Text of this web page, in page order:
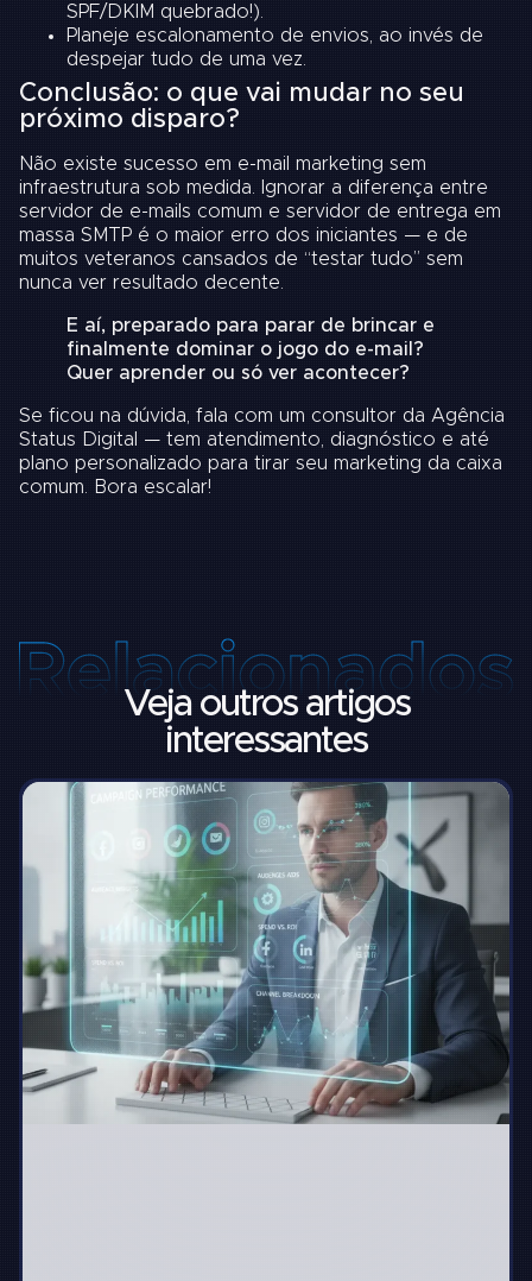
SPF/DKIM quebrado!).
Planeje escalonamento de envios, ao invés de
despejar tudo de uma vez.
Conclusão: o que vai mudar no seu
próximo disparo?
Não existe sucesso em e-mail marketing sem
infraestrutura sob medida. Ignorar a diferença entre
servidor de e-mails comum e servidor de entrega em
massa SMTP é o maior erro dos iniciantes — e de
muitos veteranos cansados de “testar tudo” sem
nunca ver resultado decente.
E aí, preparado para parar de brincar e
finalmente dominar o jogo do e-mail?
Quer aprender ou só ver acontecer?
Se ficou na dúvida, fala com um consultor da Agência
Status Digital
— tem atendimento, diagnóstico e até
plano personalizado para tirar seu marketing da caixa
comum. Bora escalar!
Veja outros artigos
interessantes